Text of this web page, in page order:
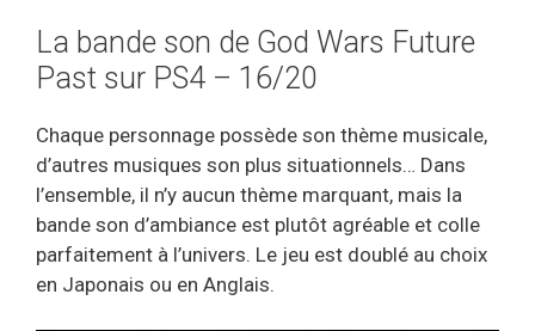
La bande son de God Wars Future
Past sur PS4 – 16/20
Chaque personnage possède son thème musicale,
d’autres musiques son plus situationnels… Dans
l’ensemble, il n’y aucun thème marquant, mais la
bande son d’ambiance est plutôt agréable et colle
parfaitement à l’univers. Le jeu est doublé au choix
en Japonais ou en Anglais.